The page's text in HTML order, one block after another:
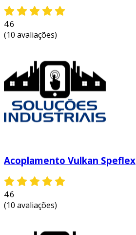
4.6
(10 avaliações)
Acoplamento Vulkan Speflex
4.6
(10 avaliações)